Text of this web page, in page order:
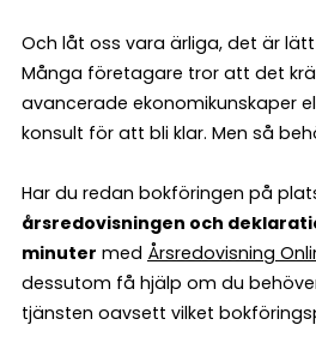
Och låt oss vara ärliga, det är
Många företagare tror att det
avancerade ekonomikunskaper
konsult för att bli klar. Men så
Har du redan bokföringen på
årsredovisningen och
minuter med Årsredovisning
dessutom få hjälp om du
tjänsten oavsett vilket